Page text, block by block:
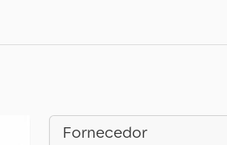
Fornecedor